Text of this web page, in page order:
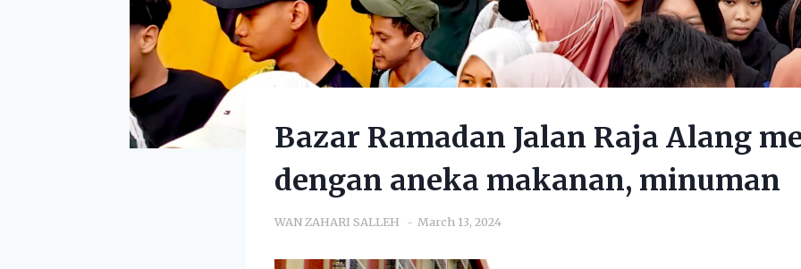
Bazar Ramadan Jalan Raja Alang
dengan aneka makanan, minuman
WAN ZAHARI SALLEH March 13, 2024